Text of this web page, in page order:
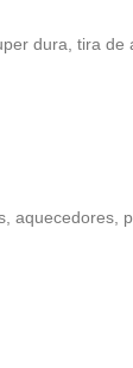
dura, tira de